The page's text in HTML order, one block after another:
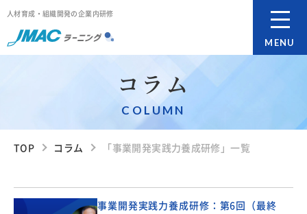
人材育成・組織開発の企業内研修
MENU
コラム
COLUMN
TOP コラム 「事業開発実践力養成研修」一覧
事業開発実践力養成研修：第6回（最終